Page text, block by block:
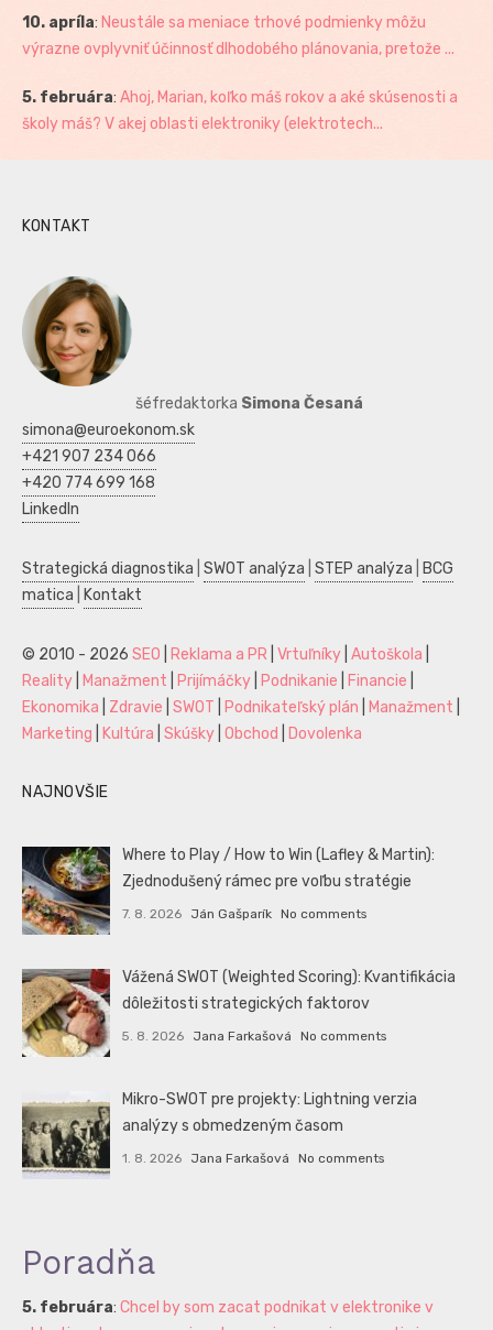
10. apríla: Neustále sa meniace trhové podmienky môžu
výrazne ovplyvniť účinnosť dlhodobého plánovania, pretože ...
5. februára: Ahoj, Marian, koľko máš rokov a aké skúsenosti a
školy máš? V akej oblasti elektroniky (elektrotech...
KONTAKT
šéfredaktorka Simona Česaná
simona@euroekonom.sk
+421 907 234 066
+420 774 699 168
LinkedIn
Strategická diagnostika SWOT analýza STEP analýza
BCG
matica
Kontakt
© 2010 - 2026 SEO Reklama a PR Vrtuľníky Autoškola
Reality
Manažment Prijímáčky Podnikanie Financie
Ekonomika
Zdravie SWOT Podnikateľský plán Manažment
Marketing
Kultúra Skúšky Obchod Dovolenka
NAJNOVŠIE
Where to Play / How to Win (Lafley & Martin):
Zjednodušený rámec pre voľbu stratégie
7. 8. 2026 Ján Gašparík No comments
Vážená SWOT (Weighted Scoring): Kvantifikácia
dôležitosti strategických faktorov
5. 8. 2026 Jana Farkašová No comments
Mikro-SWOT pre projekty: Lightning verzia
analýzy s obmedzeným časom
1. 8. 2026 Jana Farkašová No comments
Poradňa
5. februára: Chcel by som zacat podnikat v elektronike v